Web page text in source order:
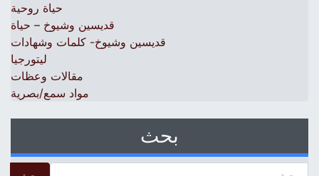
حياة روحية
قديسين وشيوخ – حياة
قديسين وشيوخ- كلمات وشهادات
ليتورجيا
مقالات وعظات
مواد سمع/بصرية
بحث